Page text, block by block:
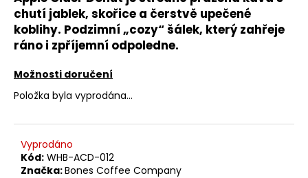
chutí jablek, skořice a čerstvě upečené
koblihy. Podzimní „cozy“ šálek, který zahřeje
ráno i zpříjemní odpoledne.
Možnosti doručení
Položka byla vyprodána…
Vyprodáno
Kód: WHB-ACD-012
Značka:Bones Coffee Company
D
o
o
r
č
u